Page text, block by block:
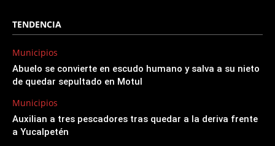
TENDENCIA
Municipios
Abuelo se convierte en escudo humano y salva a su nieto
de quedar sepultado en Motul
Municipios
Auxilian a tres pescadores tras quedar a la deriva frente
a Yucalpetén